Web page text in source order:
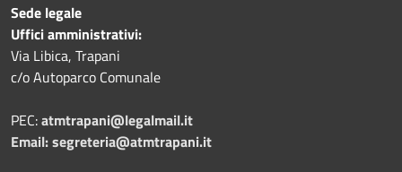
Sede legale
Uffici amministrativi:
Via Libica, Trapani
c/o Autoparco Comunale
PEC:atmtrapani@legalmail.it
Email:segreteria@atmtrapani.it